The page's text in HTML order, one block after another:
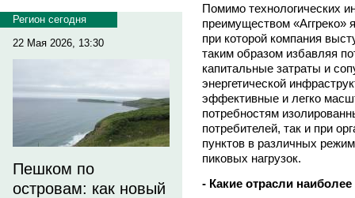
Регион сегодня
22 Мая 2026, 13:30
Пешком по
островам: как новый
Помимо технологических
преимуществом «Аггреко»
при которой компания
таким образом избавляя
капитальные затраты и
энергетической
эффективные и легко
потребностям
потребителей, так и при
пунктов в различных
пиковых нагрузок.
- Какие отрасли